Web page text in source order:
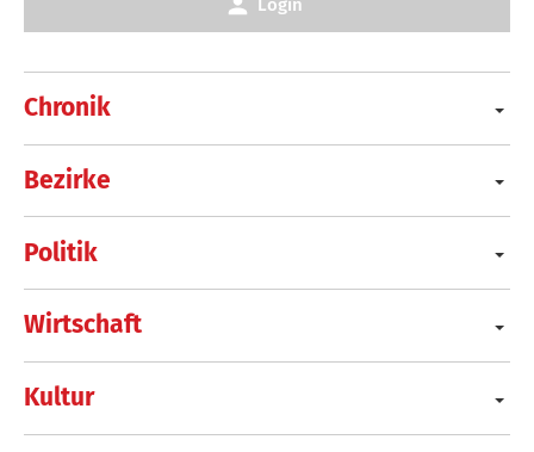
Chronik
Bezirke
Politik
Wirtschaft
Kultur
Login